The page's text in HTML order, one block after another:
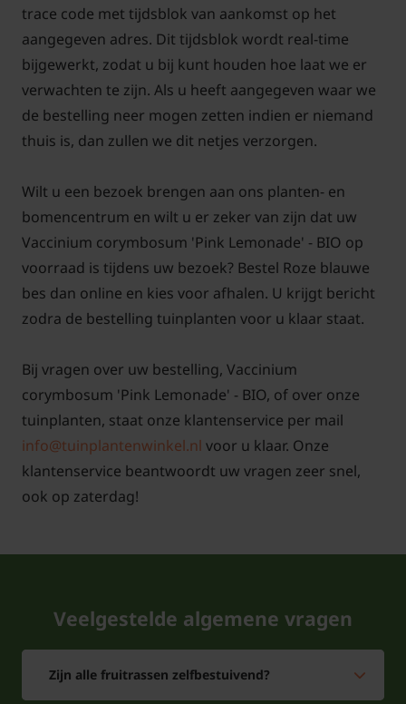
zullen zorgen voor voldoende vruchtdracht. Het is
mogelijk om de takken eventueel te leiden aan een
draad voor een smallere vorm. Naast het planten in
turf is het ook belangrijk om ieder jaar rondom de
voet van de tuinplant een laag turfstrooisel,
eventueel in combinatie met gecomposteerde
Tuinplantenwinkel.nl is voor de verkoop van deze
biologisch geteelde fruitplanten gecertificeerd
door SKAL onder SKAL-nummer 110920:
Tuinplantenwinkel.nl is gecertificeerd onder
nummer 110920
trace code met tijdsblok van aankomst op het
aangegeven adres. Dit tijdsblok wordt real-time
bijgewerkt, zodat u bij kunt houden hoe laat we er
verwachten te zijn. Als u heeft aangegeven waar we
de bestelling neer mogen zetten indien er niemand
thuis is, dan zullen we dit netjes verzorgen.
Wilt u een bezoek brengen aan ons planten- en
bomencentrum en wilt u er zeker van zijn dat uw
Vaccinium corymbosum 'Pink Lemonade' - BIO op
voorraad is tijdens uw bezoek? Bestel Roze blauwe
bes dan online en kies voor afhalen. U krijgt bericht
zodra de bestelling tuinplanten voor u klaar staat.
Bij vragen over uw bestelling, Vaccinium
corymbosum 'Pink Lemonade' - BIO, of over onze
tuinplanten, staat onze klantenservice per mail
info@tuinplantenwinkel.nl voor u klaar. Onze
klantenservice beantwoordt uw vragen zeer snel,
ook op zaterdag!
Veelgestelde algemene vragen
Zijn alle fruitrassen zelfbestuivend?